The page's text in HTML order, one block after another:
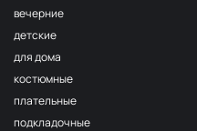
вечерние
детские
для дома
костюмные
плательные
подкладочные